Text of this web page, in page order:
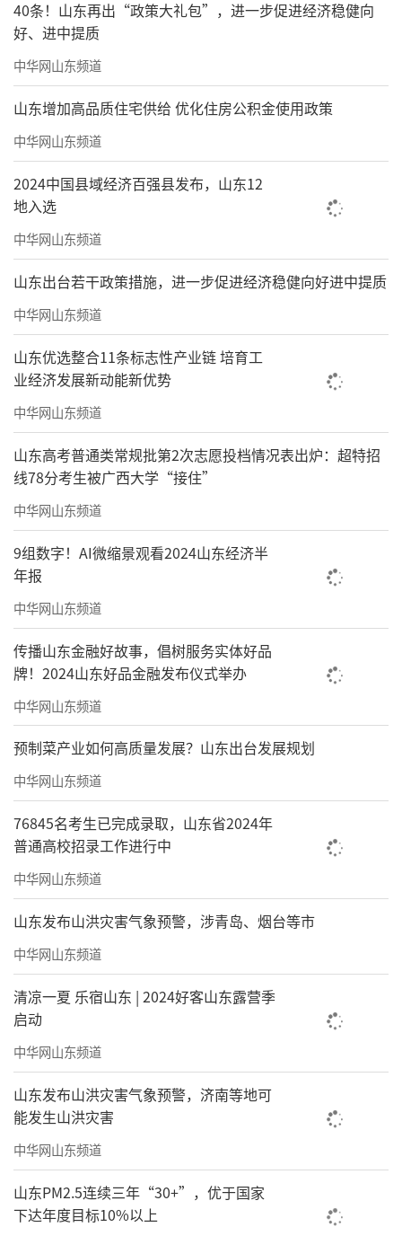
40条！山东再出“政策大礼包”，进一步促进经济稳健向
好、进中提质
中华网山东频道
山东增加高品质住宅供给 优化住房公积金使用政策
中华网山东频道
2024中国县域经济百强县发布，山东12
地入选
中华网山东频道
山东出台若干政策措施，进一步促进经济稳健向好进中提质
中华网山东频道
山东优选整合11条标志性产业链 培育工
业经济发展新动能新优势
中华网山东频道
山东高考普通类常规批第2次志愿投档情况表出炉：超特招
线78分考生被广西大学“接住”
中华网山东频道
9组数字！AI微缩景观看2024山东经济半
年报
中华网山东频道
传播山东金融好故事，倡树服务实体好品
牌！2024山东好品金融发布仪式举办
中华网山东频道
预制菜产业如何高质量发展？山东出台发展规划
中华网山东频道
76845名考生已完成录取，山东省2024年
普通高校招录工作进行中
中华网山东频道
山东发布山洪灾害气象预警，涉青岛、烟台等市
中华网山东频道
清凉一夏 乐宿山东 | 2024好客山东露营季
启动
中华网山东频道
山东发布山洪灾害气象预警，济南等地可
能发生山洪灾害
中华网山东频道
山东PM2.5连续三年“30+”，优于国家
下达年度目标10%以上